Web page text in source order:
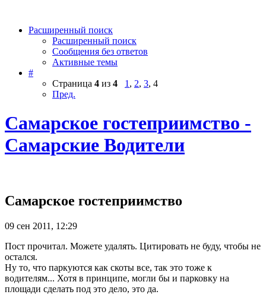
Расширенный поиск
Расширенный поиск
Сообщения без ответов
Активные темы
#
Страница 4 из 4 1 , 2, 3, 4
Пред.
Самарское гостеприимство -
Самарские Водители
Самарское гостеприимство
09 сен 2011, 12:29
Пост прочитал. Можете удалять. Цитировать не буду, чтобы не
остался.
Ну то, что паркуются как скоты все, так это тоже к
водителям... Хотя в принципе, могли бы и парковку на
площади сделать под это дело, это да.